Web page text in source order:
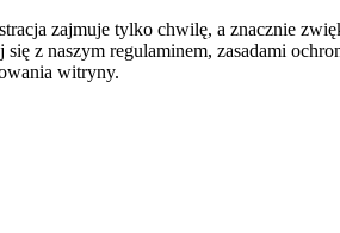
zajmuje tylko chwilę, a znacznie
z naszym regulaminem, zasadami
witryny.